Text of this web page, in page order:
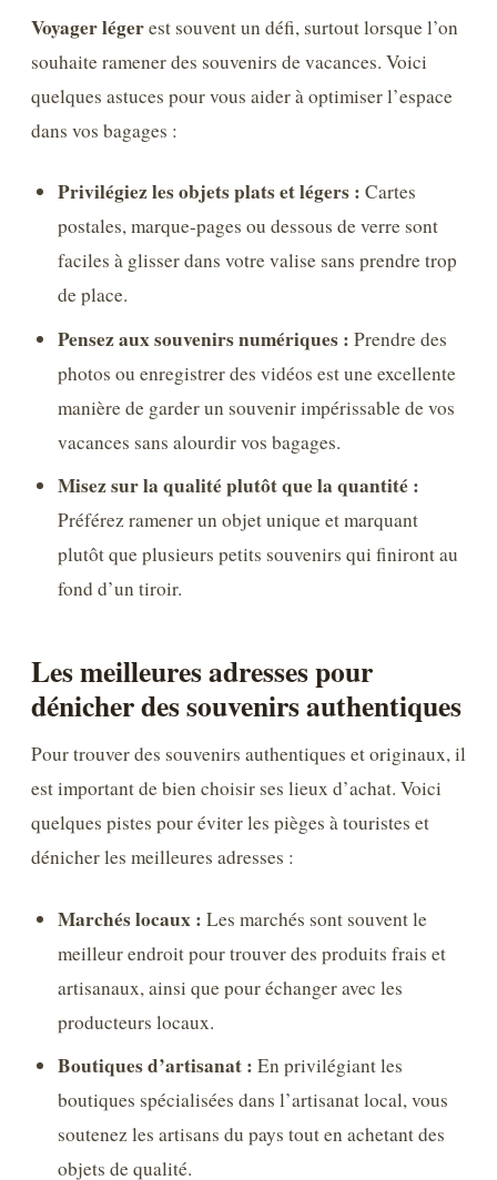
Voyager légerest souvent un défi, surtout lorsque l’on
souhaite ramener des souvenirs de vacances. Voici
quelques astuces pour vous aider à optimiser l’espace
dans vos bagages :
Privilégiez les objets plats et légers : Cartes
postales, marque-pages ou dessous de verre sont
faciles à glisser dans votre valise sans prendre trop
de place.
Pensez aux souvenirs numériques : Prendre des
photos ou enregistrer des vidéos est une excellente
manière de garder un souvenir impérissable de vos
vacances sans alourdir vos bagages.
Misez sur la qualité plutôt que la quantité :
Préférez ramener un objet unique et marquant
plutôt que plusieurs petits souvenirs qui finiront au
fond d’un tiroir.
Les meilleures adresses pour
dénicher des souvenirs authentiques
Pour trouver des souvenirs authentiques et originaux, il
est important de bien choisir ses lieux d’achat. Voici
quelques pistes pour éviter les pièges à touristes et
dénicher les meilleures adresses :
Marchés locaux : Les marchés sont souvent le
meilleur endroit pour trouver des produits frais et
artisanaux, ainsi que pour échanger avec les
producteurs locaux.
Boutiques d’artisanat : En privilégiant les
boutiques spécialisées dans l’artisanat local, vous
soutenez les artisans du pays tout en achetant des
objets de qualité.